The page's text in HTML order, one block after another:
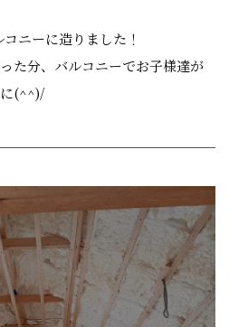
ニーに造りました！
た分、バルコニーでお子様達が
に(^^)/